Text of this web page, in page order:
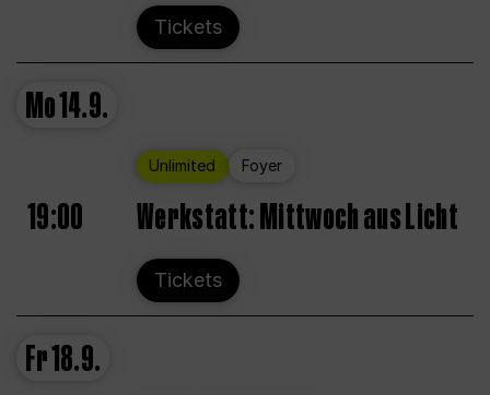
Tickets
Mo14.9.
Unlimited Foyer
19:00 Werkstatt: Mittwoch aus Licht
Tickets
Fr18.9.